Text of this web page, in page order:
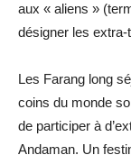
aux « aliens »
désigner les
Les Farang long
coins du monde
de participer à
Andaman. Un